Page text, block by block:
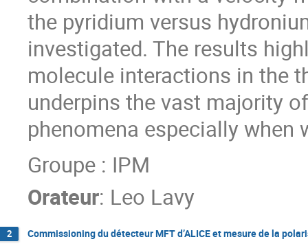
the pyridium versus
investigated. The results
molecule interactions in the
underpins the vast majority
phenomena especially when
Groupe : IPM
Orateur: Leo Lavy
2 Commissioning du détecteur MFT d’ALICE et mesure de la